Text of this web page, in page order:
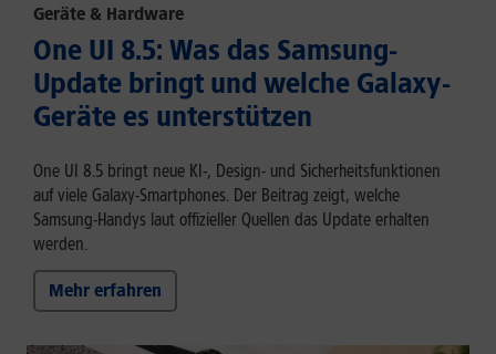
Geräte & Hardware
One UI 8.5: Was das Samsung-
Update bringt und welche Galaxy-
Geräte es unterstützen
One UI 8.5 bringt neue KI-, Design- und Sicherheitsfunktionen
auf viele Galaxy-Smartphones. Der Beitrag zeigt, welche
Samsung-Handys laut offizieller Quellen das Update erhalten
werden.
Mehr erfahren